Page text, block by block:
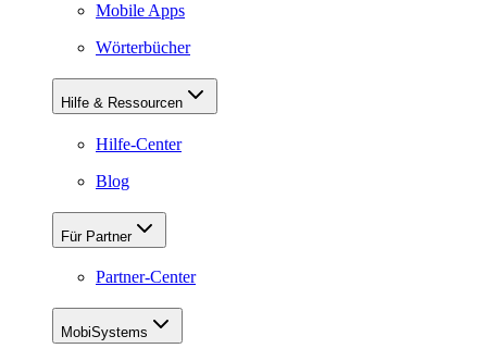
Mobile Apps
Wörterbücher
Hilfe & Ressourcen
Hilfe-Center
Blog
Für Partner
Partner-Center
MobiSystems